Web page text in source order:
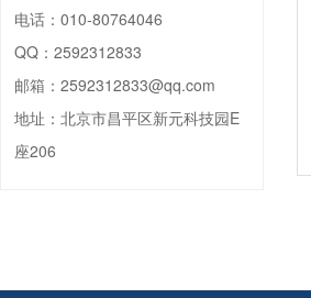
电话： 010-80764046
QQ： 2592312833
邮箱： 2592312833@qq.com
地址： 北京市昌平区新元科技园E
座206